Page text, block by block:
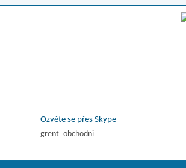
Ozvěte se přes Skype
grent_obchodni